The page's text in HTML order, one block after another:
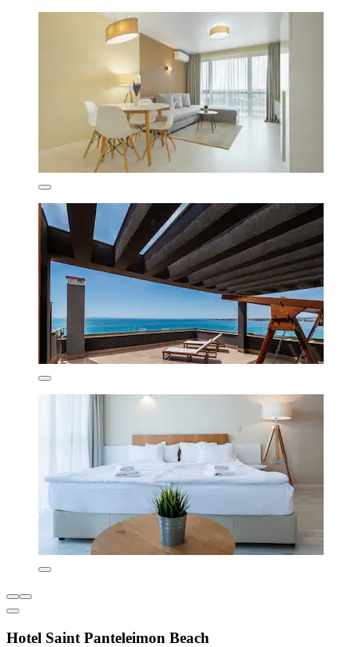
Hotel Saint Panteleimon Beach